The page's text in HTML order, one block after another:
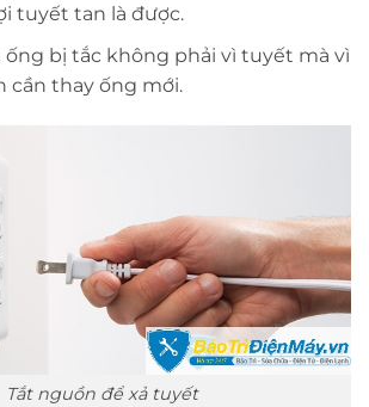
tuyết tan là được.
ống bị tắc không phải vì tuyết mà vì
cần thay ống mới.
Tắt nguồn để xả tuyết